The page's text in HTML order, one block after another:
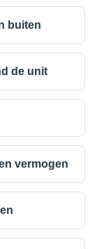
buiten
de unit
vermogen